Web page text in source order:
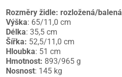
Rozměry židle: rozložená/balená
Výška: 65/11,0 cm
Délka: 35,5 cm
Šířka: 52,5/11,0 cm
Hloubka: 51 cm
Hmotnost: 893/965 g
Nosnost: 145 kg